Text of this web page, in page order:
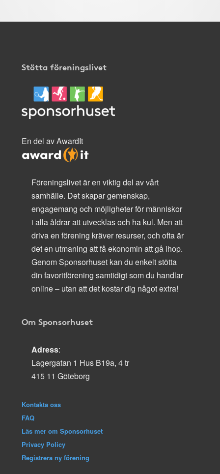
Stötta föreningslivet
En del av AwardIt
Föreningslivet är en viktig del av vårt
samhälle. Det skapar gemenskap,
engagemang och möjligheter för människor
i alla åldrar att utvecklas och ha kul. Men att
driva en förening kräver resurser, och ofta är
det en utmaning att få ekonomin att gå ihop.
Genom Sponsorhuset kan du enkelt stötta
din favoritförening samtidigt som du handlar
online – utan att det kostar dig något extra!
Om Sponsorhuset
Adress:
Lagergatan 1 Hus B19a, 4 tr
415 11 Göteborg
Kontakta oss
FAQ
Läs mer om Sponsorhuset
Privacy Policy
Registrera ny förening